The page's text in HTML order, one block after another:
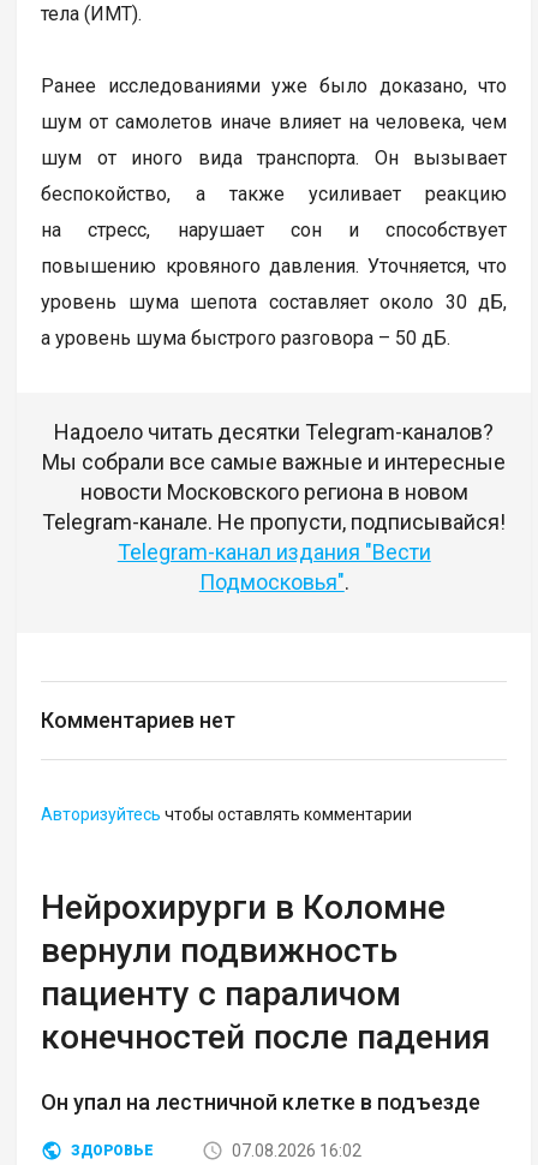
тела (ИМТ).
Ранее исследованиями уже было доказано, что
шум от самолетов иначе влияет на человека, чем
шум от иного вида транспорта. Он вызывает
беспокойство, а также усиливает реакцию
на стресс, нарушает сон и способствует
повышению кровяного давления. Уточняется, что
уровень шума шепота составляет около 30 дБ,
а уровень шума быстрого разговора – 50 дБ.
Надоело читать десятки Telegram-каналов?
Мы собрали все самые важные и интересные
новости Московского региона в новом
Telegram-канале. Не пропусти, подписывайся!
Telegram-канал издания "Вести
Подмосковья".
Комментариев нет
Авторизуйтесь чтобы оставлять комментарии
Нейрохирурги в Коломне
вернули подвижность
пациенту с параличом
конечностей после падения
Он упал на лестничной клетке в подъезде
ЗДОРОВЬЕ 07.08.2026 16:02